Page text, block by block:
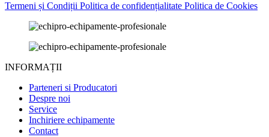
Termeni și Condiții Politica de confidențialitate Politica de Cookies
INFORMAȚII
Parteneri si Producatori
Despre noi
Service
Inchiriere echipamente
Contact